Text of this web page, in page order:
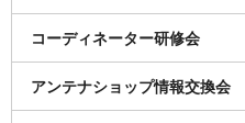
コーディネーター研修会
アンテナショップ情報交換会